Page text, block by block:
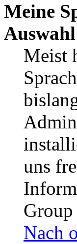
Meine
Meist
uns
Nach